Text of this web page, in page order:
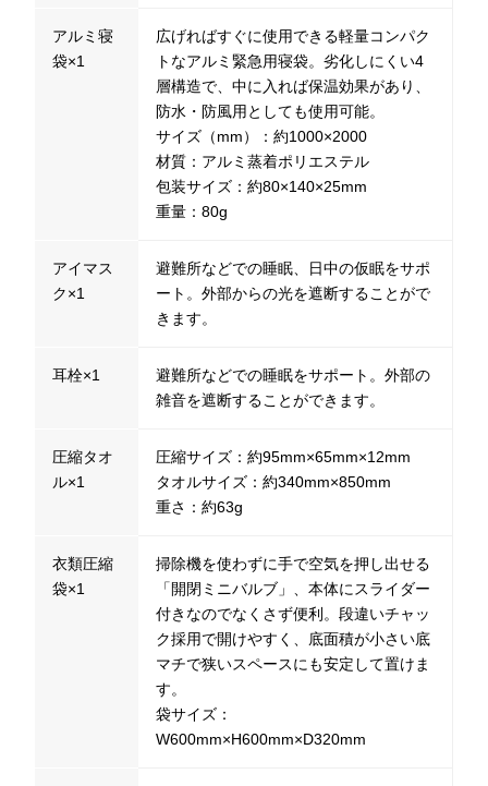
アルミ寝
袋×1
広げればすぐに使用できる軽量コンパク
トなアルミ緊急用寝袋。劣化しにくい4
層構造で、中に入れば保温効果があり、
防水・防風用としても使用可能。
サイズ（mm）：約1000×2000
材質：アルミ蒸着ポリエステル
包装サイズ：約80×140×25mm
重量：80g
アイマス
ク×1
避難所などでの睡眠、日中の仮眠をサポ
ート。外部からの光を遮断することがで
きます。
耳栓×1
避難所などでの睡眠をサポート。外部の
雑音を遮断することができます。
圧縮タオ
ル×1
圧縮サイズ：約95mm×65mm×12mm
タオルサイズ：約340mm×850mm
重さ：約63g
衣類圧縮
袋×1
掃除機を使わずに手で空気を押し出せる
「開閉ミニバルブ」、本体にスライダー
付きなのでなくさず便利。段違いチャッ
ク採用で開けやすく、底面積が小さい底
マチで狭いスペースにも安定して置けま
す。
袋サイズ：
W600mm×H600mm×D320mm